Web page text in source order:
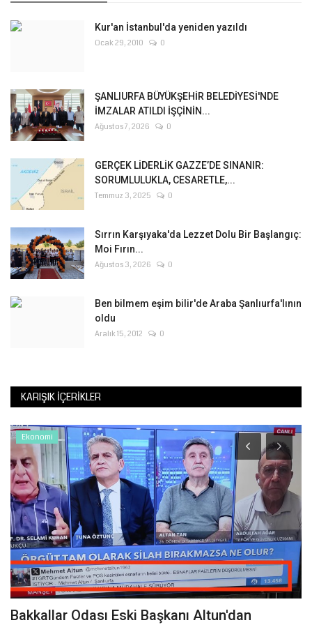
Kur'an İstanbul'da yeniden yazıldı
Ocak 29, 2010 0
ŞANLIURFA BÜYÜKŞEHİR BELEDİYESİ'NDE
İMZALAR ATILDI İŞÇİNİN...
Ağustos 7, 2026 0
GERÇEK LİDERLİK GAZZE’DE SINANIR:
SORUMLULUKLA, CESARETLE,...
Temmuz 3, 2025 0
Sırrın Karşıyaka'da Lezzet Dolu Bir Başlangıç:
Moi Fırın...
Ağustos 3, 2026 0
Ben bilmem eşim bilir'de Araba Şanlıurfa'lının
oldu
Aralık 15, 2012 0
KARIŞIK İÇERIKLER
Ekonomi
Bakkallar Odası Eski Başkanı Altun'dan